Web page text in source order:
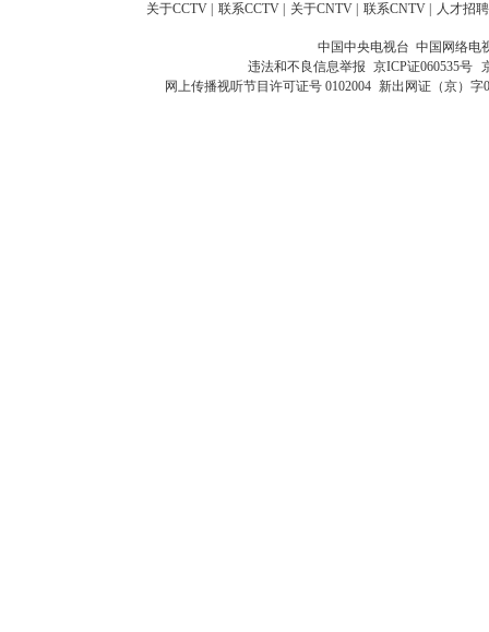
关于CCTV 联系CCTV 关于CNTV 联系CNTV 人才招聘
中国中央电视台 中国网络电
违法和不良信息举报 京ICP证060535号
网上传播视听节目许可证号 0102004 新出网证（京）